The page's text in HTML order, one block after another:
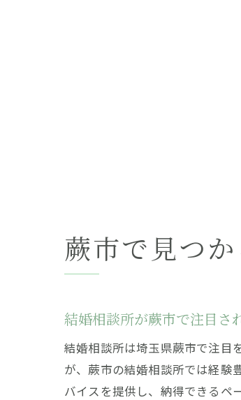
蕨市で見つ
結婚相談所が蕨市で注目さ
結婚相談所は埼玉県蕨市で注目
が、蕨市の結婚相談所では経験
バイスを提供し、納得できるペ